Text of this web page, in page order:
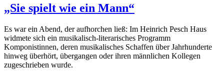
„Sie spielt wie ein Mann“
Es war ein Abend, der aufhorchen ließ: Im Heinrich Pesch Haus
widmete sich ein musikalisch-literarisches Programm
Komponistinnen, deren musikalisches Schaffen über Jahrhunderte
hinweg überhört, übergangen oder ihren männlichen Kollegen
zugeschrieben wurde.